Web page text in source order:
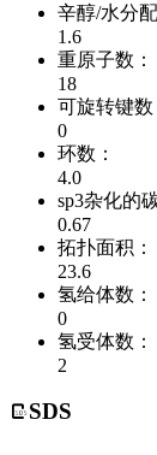
辛醇/水分
1.6
重原子数：
18
可旋转键数
0
环数：
4.0
sp3杂化的
0.67
拓扑面积：
23.6
氢给体数：
0
氢受体数：
2
SDS